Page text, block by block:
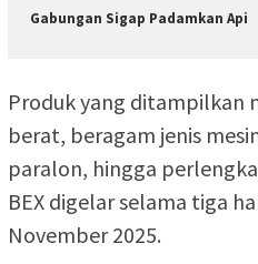
Gabungan Sigap Padamkan Api
Produk yang ditampilkan
berat, beragam jenis
paralon, hingga
BEX digelar selama tiga
November 2025.